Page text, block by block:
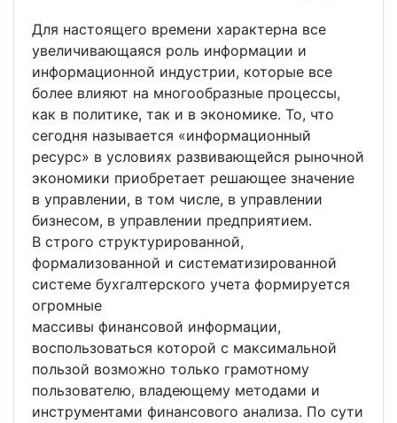
Для настоящего времени характерна все
увеличивающаяся роль информации и
информационной индустрии, которые все
более влияют на многообразные процессы,
как в политике, так и в экономике. То, что
сегодня называется «информационный
ресурс» в условиях развивающейся рыночной
экономики приобретает решающее значение
в управлении, в том числе, в управлении
бизнесом, в управлении предприятием.
В строго структурированной,
формализованной и систематизированной
системе бухгалтерского учета формируется
огромные
массивы финансовой информации,
воспользоваться которой с максимальной
пользой возможно только грамотному
пользователю, владеющему методами и
инструментами финансового анализа. По сути